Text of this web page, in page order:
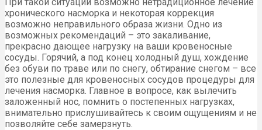
хронического насморка и некоторая коррекция
возможно неправильного образа жизни. Одно из
возможных рекомендаций – это закаливание,
прекрасно дающее нагрузку на ваши кровеносные
сосуды. Горячий, а под конец холодный душ, хождение
без обуви по траве или по снегу, обтирание снегом – все
это полезные для кровеносных сосудов процедуры для
лечения насморка. Главное в вопросе, как вылечить
заложенный нос, помнить о постепенных нагрузках,
внимательно прислушивайтесь к своим ощущениям и не
позволяйте себе замерзнуть.